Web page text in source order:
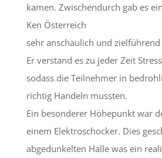
kamen. Zwischendurch gab es
Ken Österreich
sehr anschaulich und
Er verstand es zu jeder Zeit
sodass die Teilnehmer in
richtig Handeln mussten.
Ein besonderer Höhepunkt war
einem Elektroschocker. Dies
abgedunkelten Halle was ein